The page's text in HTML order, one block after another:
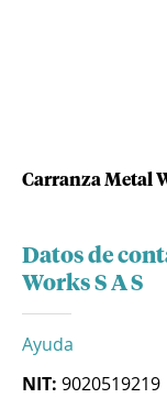
Carranza Metal
Datos de
Works S A S
Ayuda
NIT: 9020519219